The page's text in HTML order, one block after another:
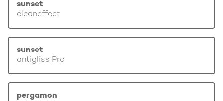
sunset
cleaneffect
sunset
antigliss Pro
pergamon